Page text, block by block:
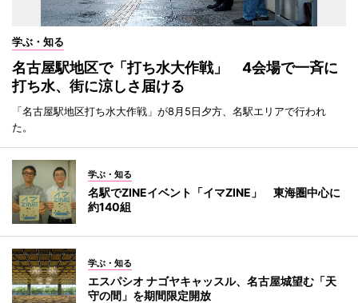
学ぶ・知る
名古屋駅地区で「打ち水大作戦」 4会場で一斉に
打ち水、街に涼しさ届ける
「名古屋駅地区打ち水大作戦」が8月5日夕方、名駅エリアで行われ
た。
学ぶ・知る
名駅でZINEイベント「イマZINE」 東海圏中心に
約140組
学ぶ・知る
エスパシオ ナゴヤキャッスル、名古屋城望む「天
守の間」を期間限定開放